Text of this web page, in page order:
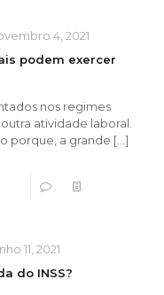
4, 2021
podem exercer
nos regimes
atividade laboral.
porque, a grande […]
11, 2021
do INSS?